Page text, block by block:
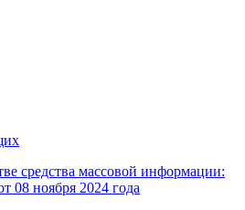
средства массовой информации:
08 ноября 2024 года